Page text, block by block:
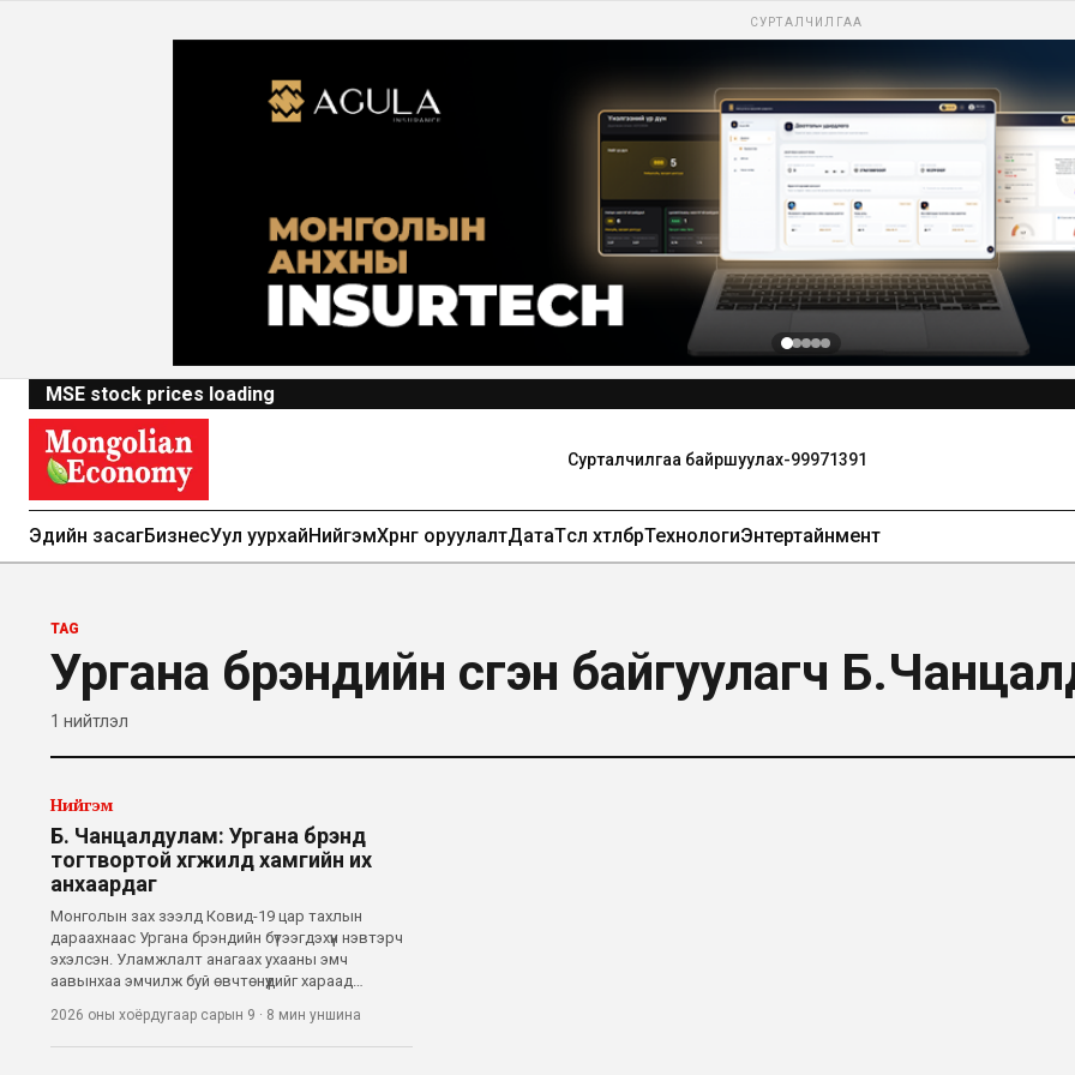
СУРТАЛЧИЛГАА
MSE stock prices loading
Сурталчилгаа байршуулах-99971391
Эдийн засагБизнесУул уурхайНийгэмХөрөнгө оруулалтДатаТөсөл хөтөлбөрТехнологиЭнтертайнмент
TAG
Ургана брэндийн үүсгэн байгуулагч
1 нийтлэл
Нийгэм
Б. Чанцалдулам: Ургана брэнд
тогтвортой хөгжилд хамгийн их
анхаардаг
Монголын зах зээлд Ковид-19 цар тахлын
дараахнаас Ургана брэндийн бүтээгдэхүүн нэвтэрч
эхэлсэн. Уламжлалт анагаах ухааны эмч
аавынхаа эмчилж буй өвчтөнүүдийг хараад
гэдэг. Хорт хавдын эцсийн шатанд орсноос үс нь
унаж халцарсан, эмчилгээгүй болсноос хэдхэн
2026 оны хоёрдугаар сарын 9 · 8 мин уншина